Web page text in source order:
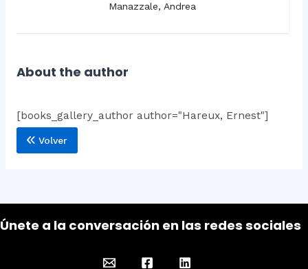
Manazzale, Andrea
About the author
[books_gallery_author author="Hareux, Ernest"]
Volver
Únete a la conversación en las redes sociales